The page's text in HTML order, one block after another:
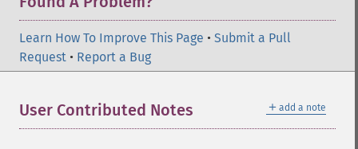
Learn How To Improve This Page • Submit a Pull
Request • Report a Bug
＋ add a note
User Contributed Notes